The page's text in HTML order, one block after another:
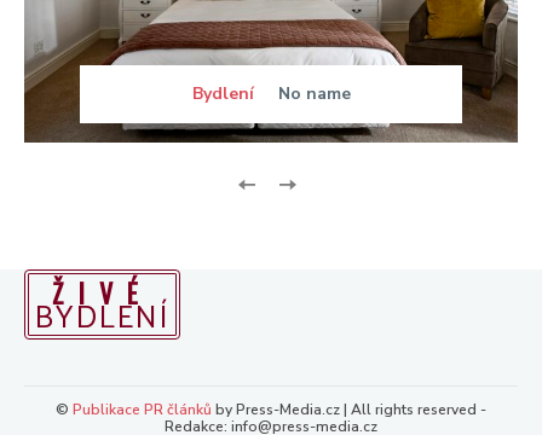
Bydlení No name
ŽIVÉ
BYDLENÍ
© Publikace PR článků by Press-Media.cz | All rights reserved -
Redakce: info@press-media.cz